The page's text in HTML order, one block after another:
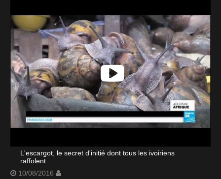
L'escargot, le secret d'initié dont tous les ivoiriens
raffolent
10/08/2016